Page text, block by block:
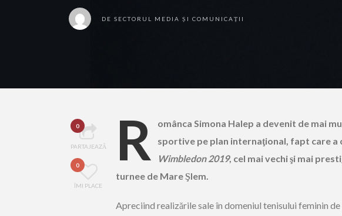
DE SECTORUL MEDIA ȘI COMUNICAȚII
0
PARTAJEAZĂ
0
ÎMI PLACE
R
omânca Simona Halep a devenit de mai
sportive pe plan internaţional, fapt care
Wimbledon 2019, cel mai vechi şi mai
turnee de Mare Şlem.
Apreciind realizările sale în domeniul tenisului feminin